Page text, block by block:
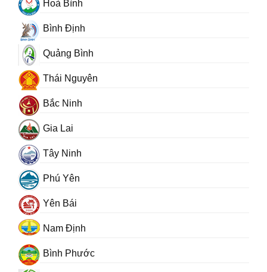
Hoà Bình
Bình Định
Quảng Bình
Thái Nguyên
Bắc Ninh
Gia Lai
Tây Ninh
Phú Yên
Yên Bái
Nam Định
Bình Phước